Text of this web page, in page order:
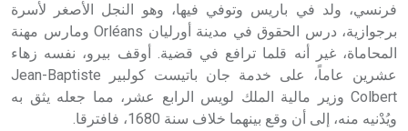
فرنسي، ولد في باريس وتوفي فيها، وهو النجل الأصغر لأسرة
برجوازية، درس الحقوق في مدينة أورليان Orléans ومارس مهنة
المحاماة، غير أنه قلما ترافع في قضية. أوقف بيرو، نفسه زهاء
عشرين عاماً، على خدمة جان باتيست كولبير Jean-Baptiste
Colbert وزير مالية الملك لويس الرابع عشر، مما جعله يثق به
ويُدْنيه منه، إلى أن وقع بينهما خلاف سنة 1680، فافترقا.